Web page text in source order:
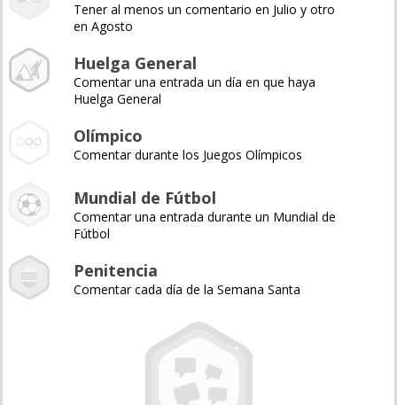
Tener al menos un comentario en Julio y otro
en Agosto
Huelga General
Comentar una entrada un día en que haya
Huelga General
Olímpico
Comentar durante los Juegos Olímpicos
Mundial de Fútbol
Comentar una entrada durante un Mundial de
Fútbol
Penitencia
Comentar cada día de la Semana Santa